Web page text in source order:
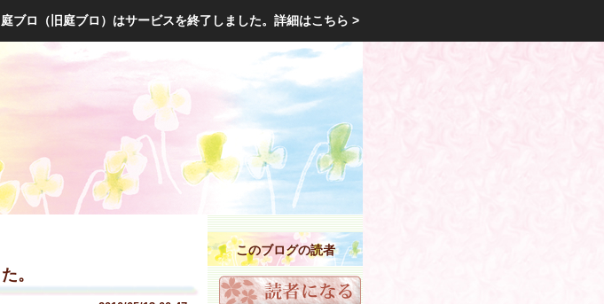
ブロ（旧庭ブロ）はサービスを終了しました。 詳細はこちら >
。
このブログの読者